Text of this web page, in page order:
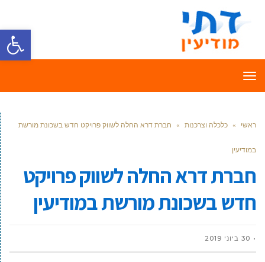
פתח
תפריט
ראשי » כלכלה וצרכנות » חברת דרא החלה לשווק פרויקט חדש בשכונת מורשת
במודיעין
חברת דרא החלה לשווק פרויקט
חדש בשכונת מורשת במודיעין
30 ביוני 2019